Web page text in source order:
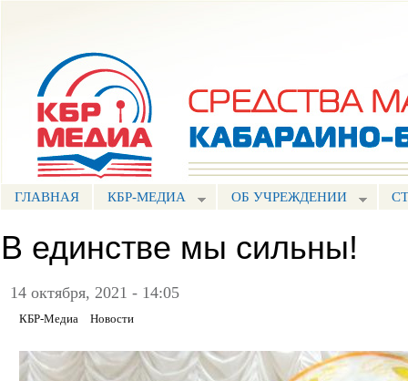
ГЛАВНАЯ КБР-МЕДИА ОБ УЧРЕЖДЕНИИ
В единстве мы сильны!
14 октября, 2021 - 14:05
КБР-Медиа Новости